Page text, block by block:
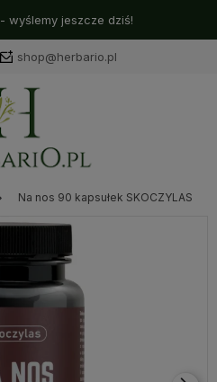
- wyślemy jeszcze dziś!
shop@herbario.pl
Na nos 90 kapsułek SKOCZYLAS